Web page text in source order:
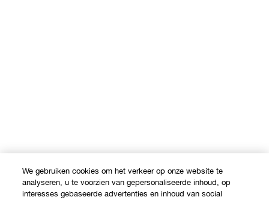
We gebruiken cookies om het verkeer op onze website te
analyseren, u te voorzien van gepersonaliseerde inhoud, op
interesses gebaseerde advertenties en inhoud van social